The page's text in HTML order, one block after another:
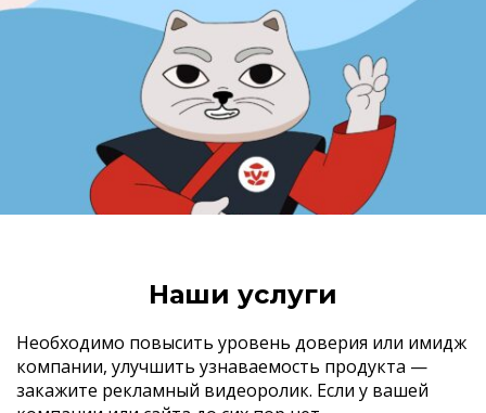
Наши услуги
Необходимо повысить уровень доверия или имидж
компании, улучшить узнаваемость продукта —
закажите рекламный видеоролик. Если у вашей